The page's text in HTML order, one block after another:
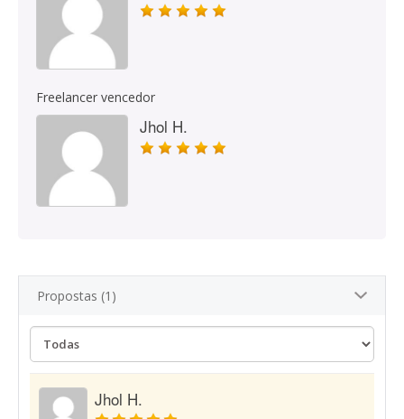
Freelancer vencedor
Jhol H.
Propostas (1)
Jhol H.